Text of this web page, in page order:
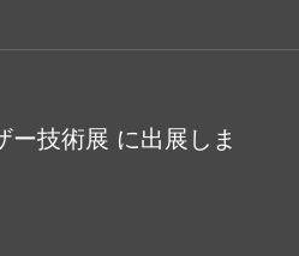
技術展 に出展しま